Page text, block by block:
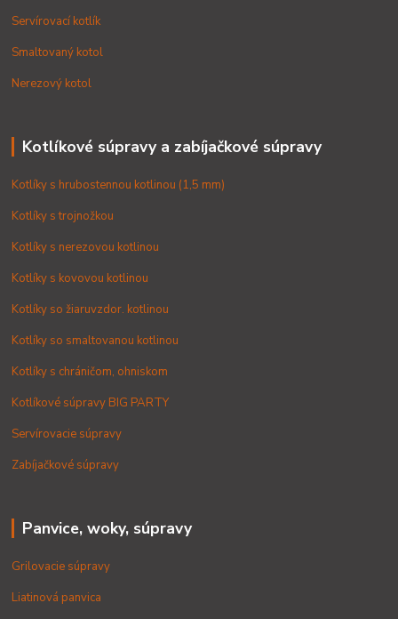
Servírovací kotlík
Smaltovaný kotol
Nerezový kotol
Kotlíkové súpravy a zabíjačkové súpravy
Kotlíky s hrubostennou kotlinou (1,5 mm)
Kotlíky s trojnožkou
Kotlíky s nerezovou kotlinou
Kotlíky s kovovou kotlinou
Kotlíky so žiaruvzdor. kotlinou
Kotlíky so smaltovanou kotlinou
Kotlíky s chráničom, ohniskom
Kotlíkové súpravy BIG PARTY
Servírovacie súpravy
Zabíjačkové súpravy
Panvice, woky, súpravy
Grilovacie súpravy
Liatinová panvica